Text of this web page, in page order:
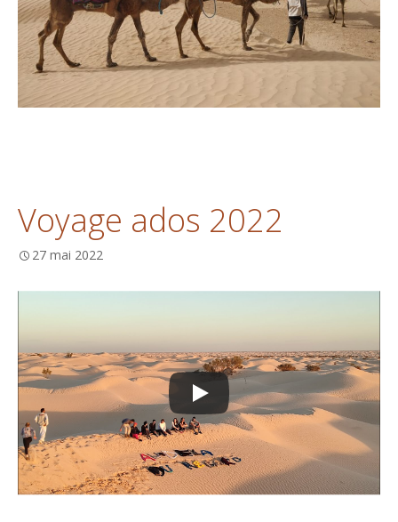
Voyage ados 2022
27 mai 2022